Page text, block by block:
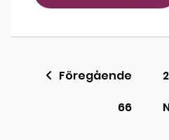
Föregående 2
66